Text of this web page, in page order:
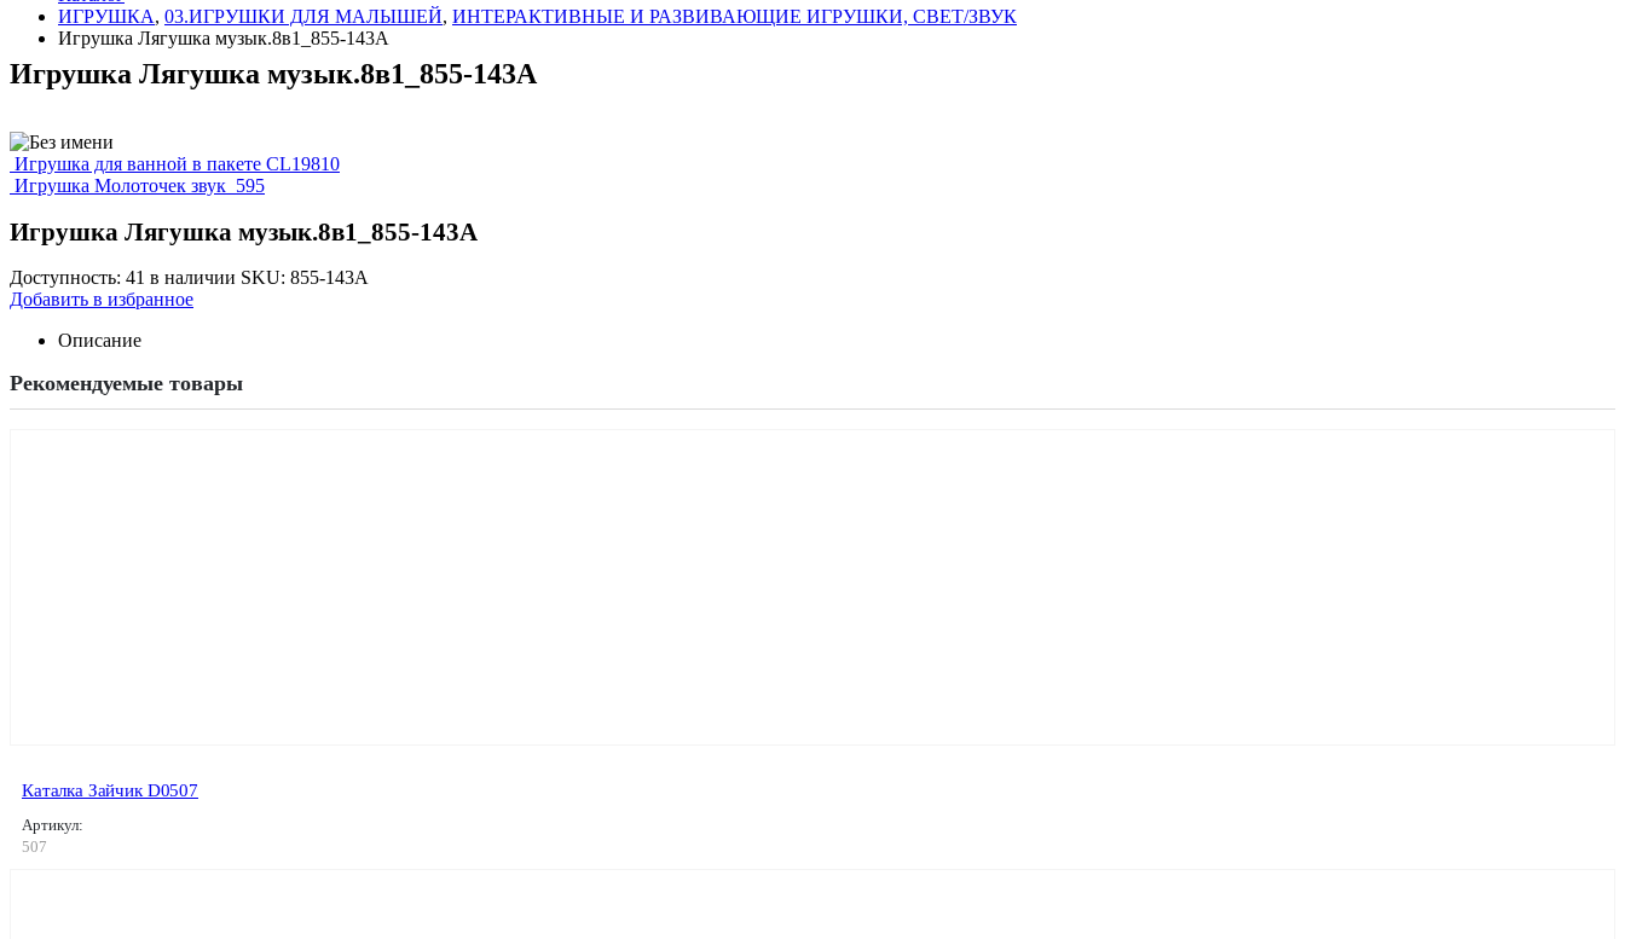
ИГРУШКА, 03.ИГРУШКИ ДЛЯ МАЛЫШЕЙ, ИНТЕРАКТИВНЫЕ И РАЗВИВАЮЩИЕ ИГРУШКИ, СВЕТ/ЗВУК
Игрушка Лягушка музык.8в1_855-143А
Игрушка Лягушка музык.8в1_855-143А
Игрушка для ванной в пакете CL19810
Игрушка Молоточек звук_595
Игрушка Лягушка музык.8в1_855-143А
Доступность: 41 в наличии SKU: 855-143А
Добавить в избранное
Описание
Рекомендуемые товары
Каталка Зайчик D0507
Артикул:
507